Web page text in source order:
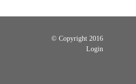
© Copyright 2016
Login